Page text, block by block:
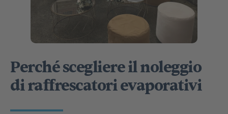
Perché scegliere il noleggio
di raffrescatori evaporativi